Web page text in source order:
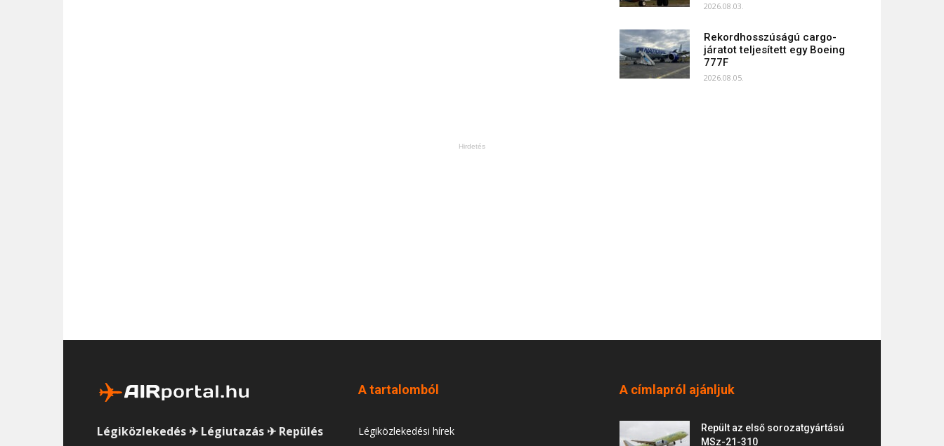
2026.08.03.
Rekordhosszúságú cargo-
járatot teljesített egy Boeing
777F
2026.08.05.
Hirdetés
Légiközlekedés ✈ Légiutazás ✈ Repülés
A tartalomból
Légiközlekedési hírek
A címlapról ajánljuk
Repült az első sorozatgyártású
MSz-21-310